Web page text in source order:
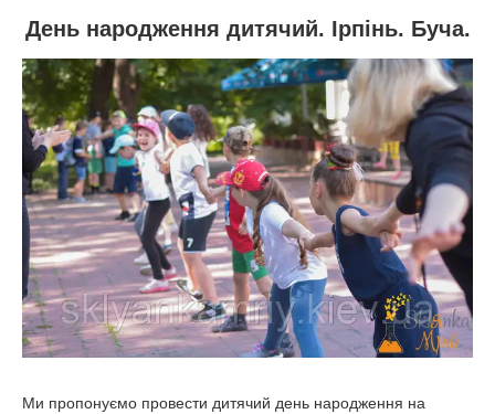
День народження дитячий. Ірпінь. Буча.
Ми пропонуємо провести дитячий день народження на